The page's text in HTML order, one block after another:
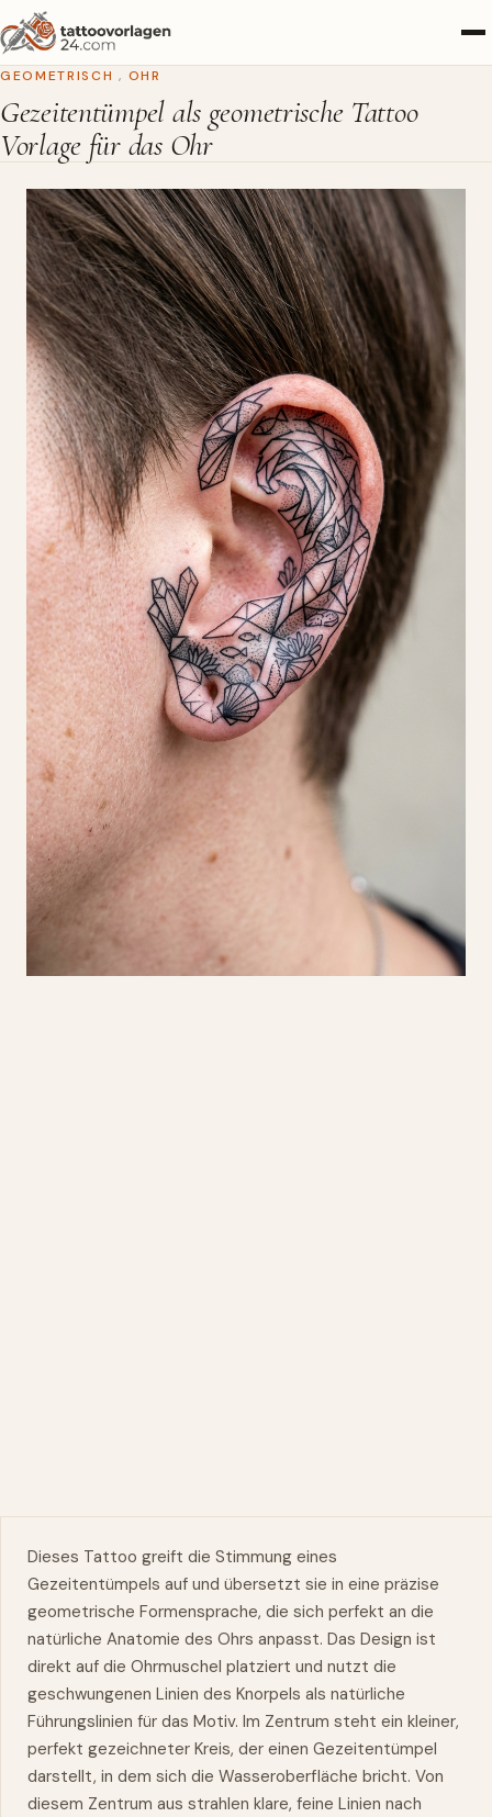
GEOMETRISCH , OHR
Gezeitentümpel als geometrische Tattoo
Vorlage für das Ohr
Dieses Tattoo greift die Stimmung eines
Gezeitentümpels auf und übersetzt sie in eine präzise
geometrische Formensprache, die sich perfekt an die
natürliche Anatomie des Ohrs anpasst. Das Design ist
direkt auf die Ohrmuschel platziert und nutzt die
geschwungenen Linien des Knorpels als natürliche
Führungslinien für das Motiv. Im Zentrum steht ein kleiner,
perfekt gezeichneter Kreis, der einen Gezeitentümpel
darstellt, in dem sich die Wasseroberfläche bricht. Von
diesem Zentrum aus strahlen klare, feine Linien nach